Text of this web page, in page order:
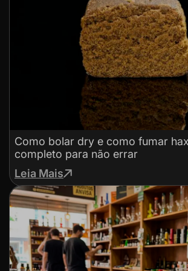
Como bolar dry e como fumar
completo para não errar
Leia Mais